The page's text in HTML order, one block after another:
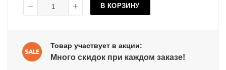
В КОРЗИНУ
Товар участвует в акции:
Много скидок при каждом заказе!